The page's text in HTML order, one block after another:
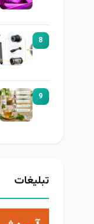
8
9
تبلیغات